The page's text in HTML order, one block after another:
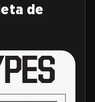
de